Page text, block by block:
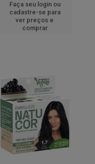
Faça seu login ou
cadastre-se para
ver preços e
comprar